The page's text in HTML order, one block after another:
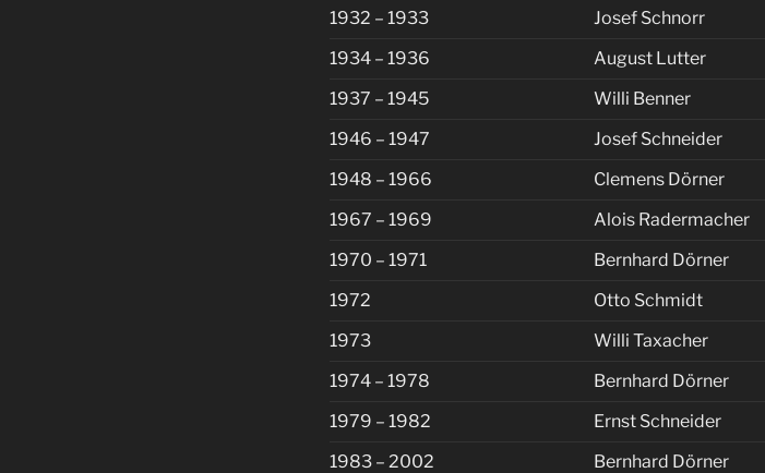
1932 – 1933
Josef Schnorr
1934 – 1936
August Lutter
1937 – 1945
Willi Benner
1946 – 1947
Josef Schneider
1948 – 1966
Clemens Dörner
1967 – 1969
Alois Radermacher
1970 – 1971
Bernhard Dörner
1972
Otto Schmidt
1973
Willi Taxacher
1974 – 1978
Bernhard Dörner
1979 – 1982
Ernst Schneider
1983 – 2002
Bernhard Dörner